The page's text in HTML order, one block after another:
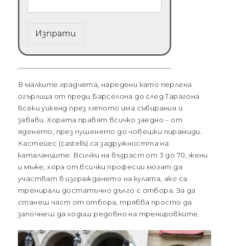
Изпрати
В малките градчета, наредени като перлена
огърлица от преди Барселона до след Тарагона
всеки уикенд през лятото има събирания и
забави. Хората правят всичко заедно – от
яденето, през пушенето до човешки пирамиди.
Кастейес (castells) са задружността на
каталанците. Всички на възраст от 3 до 70, жени
и мъже, хора от всички професии могат да
участват в изграждането на кулата, ако са
тренирали достатъчно дълго с отбора. За да
станеш част от отбора, трябва просто да
започнеш да ходиш редовно на тренировките.